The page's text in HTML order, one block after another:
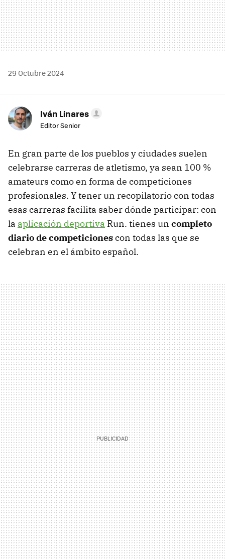
29 Octubre 2024
Iván Linares
Editor Senior
En gran parte de los pueblos y ciudades suelen
celebrarse carreras de atletismo, ya sean 100 %
amateurs como en forma de competiciones
profesionales. Y tener un recopilatorio con todas
esas carreras facilita saber dónde participar: con
la aplicación deportiva Run. tienes un completo
diario de competicionescon todas las que se
celebran en el ámbito español.